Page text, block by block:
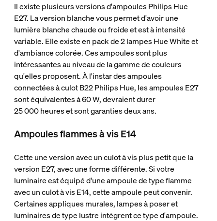
Il existe plusieurs versions d'ampoules Philips Hue
E27. La version blanche vous permet d'avoir une
lumière blanche chaude ou froide et est à intensité
variable. Elle existe en pack de 2 lampes Hue White et
d'ambiance colorée. Ces ampoules sont plus
intéressantes au niveau de la gamme de couleurs
qu'elles proposent. À l'instar des ampoules
connectées à culot B22 Philips Hue, les ampoules E27
sont équivalentes à 60 W, devraient durer
25 000 heures et sont garanties deux ans.
Ampoules flammes à vis E14
Cette une version avec un culot à vis plus petit que la
version E27, avec une forme différente. Si votre
luminaire est équipé d'une ampoule de type flamme
avec un culot à vis E14, cette ampoule peut convenir.
Certaines appliques murales, lampes à poser et
luminaires de type lustre intègrent ce type d'ampoule.